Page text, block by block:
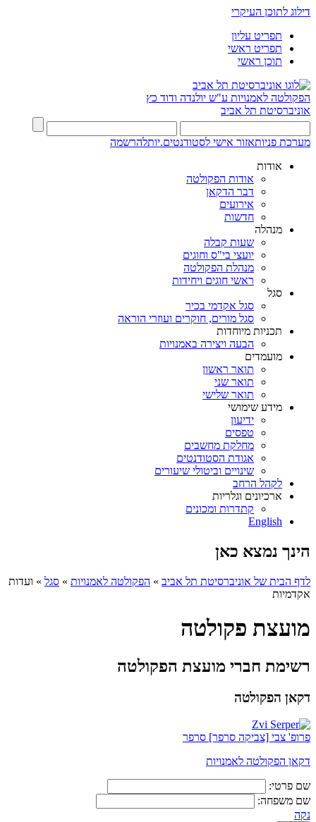
דילוג לתוכן העיקרי
תפריט עליון
תפריט ראשי
תוכן ראשי
הפקולטה לאמנויות ע"ש יולנדה ודוד כץ
אוניברסיטת תל אביב
מערכת פניותאזור אישי לסטודנטים.יותלהרשמה
אודות
אודות הפקולטה
דבר הדקאן
אירועים
חדשות
מנהלה
שעות קבלה
יועצי בי"ס וחוגים
מנהלת הפקולטה
ראשי חוגים ויחידות
סגל
סגל אקדמי בכיר
סגל מורים, חוקרים ועוזרי הוראה
תכניות מיוחדות
הבעה ויצירה באמנויות
מועמדים
תואר ראשון
תואר שני
תואר שלישי
מידע שימושי
ידיעון
טפסים
מחלקת מחשבים
אגודת הסטודנטים
שינויים וביטולי שיעורים
לקהל הרחב
ארכיונים וגלריות
קתדרות ומכונים
English
הינך נמצא כאן
לדף הבית של אוניברסיטת תל אביב » הפקולטה לאמנויות » סגל » ועדות
אקדמיות
מועצת פקולטה
רשימת חברי מועצת הפקולטה
דקאן הפקולטה
פרופ' צבי [צביקה סרפר] סרפר
דקאן הפקולטה לאמנויות
שם פרטי:
שם משפחה:
נקה